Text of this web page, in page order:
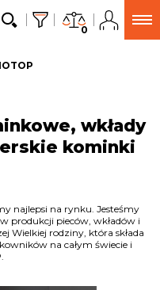
0
wkłady
kominki
najlepsi na rynku. Jesteśmy
produkcji pieców, wkładów i
Wielkiej rodziny, która składa
na całym świecie i